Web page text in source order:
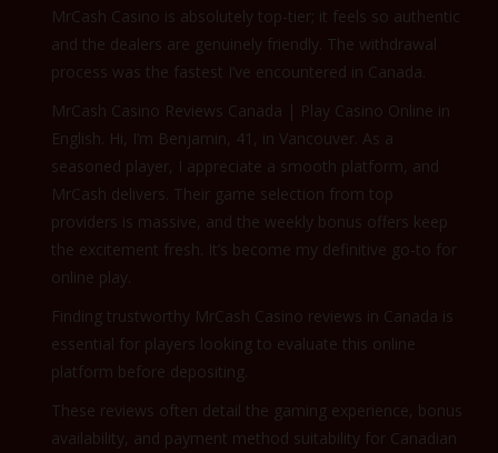
MrCash Casino is absolutely top-tier; it feels so authentic
and the dealers are genuinely friendly. The withdrawal
process was the fastest I’ve encountered in Canada.
MrCash Casino Reviews Canada | Play Casino Online in
English. Hi, I’m Benjamin, 41, in Vancouver. As a
seasoned player, I appreciate a smooth platform, and
MrCash delivers. Their game selection from top
providers is massive, and the weekly bonus offers keep
the excitement fresh. It’s become my definitive go-to for
online play.
Finding trustworthy MrCash Casino reviews in Canada is
essential for players looking to evaluate this online
platform before depositing.
These reviews often detail the gaming experience, bonus
availability, and payment method suitability for Canadian